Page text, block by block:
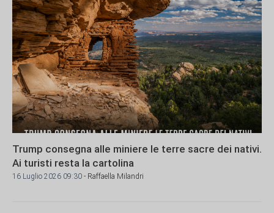
Trump consegna alle miniere le terre sacre dei nativi.
Ai turisti resta la cartolina
16 Luglio 2026 09:30 - Raffaella Milandri